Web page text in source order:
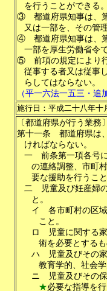
を行うことができる。
③
都道府県知事は、
又は一部を、その管
④
都道府県知事は、
一部を厚生労働省令
⑤
前項の規定により
従事する者又は従事
らしてはならない。
（平一六法一五三・追
施行日：平成二十八年十
〔都道府県が行う業務〕
第十一条
都道府県は
ければならない。
一
前条第一項各号
の連絡調整、市町
要な援助を行うこ
二
児童及び妊産婦
と。
イ
各市町村の区
こと。
ロ
児童に関する
術を必要とするも
ハ
児童及びその
教育学的、社会
ニ
児童及びその
★必要な指導を行